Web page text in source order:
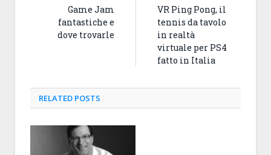
Game Jam
fantastiche e
dove trovarle
VR Ping Pong, il
tennis da tavolo
in realtà
virtuale per PS4
fatto in Italia
RELATED POSTS